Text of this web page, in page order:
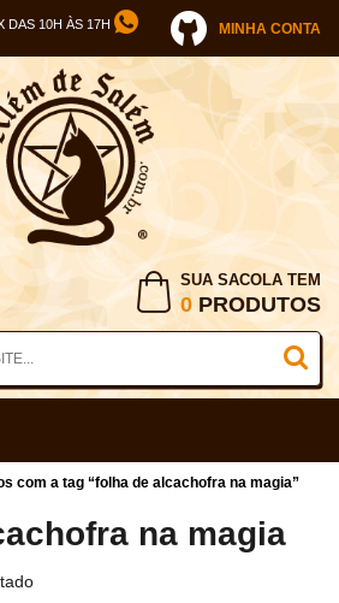
DAS 10H ÀS 17H MINHA CONTA
SUA SACOLA TEM
0 PRODUTOS
com a tag “folha de alcachofra na magia”
na magia